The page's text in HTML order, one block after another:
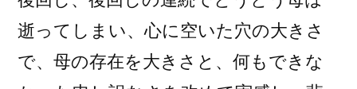
逝ってしまい、心に空いた穴の大きさ
で、母の存在を大きさと、何もできな